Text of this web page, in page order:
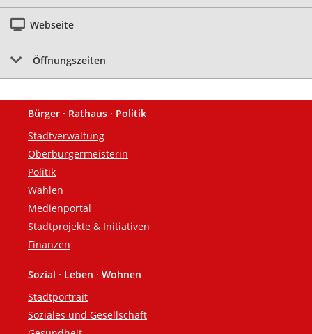
Webseite
Öffnungszeiten
Fußzeile
Bürger · Rathaus · Politik
Stadtverwaltung
Oberbürgermeisterin
Politik
Wahlen
Medienportal
Stadtprojekte & Initiativen
Finanzen
Sozial · Leben · Wohnen
Stadtportrait
Soziales und Gesellschaft